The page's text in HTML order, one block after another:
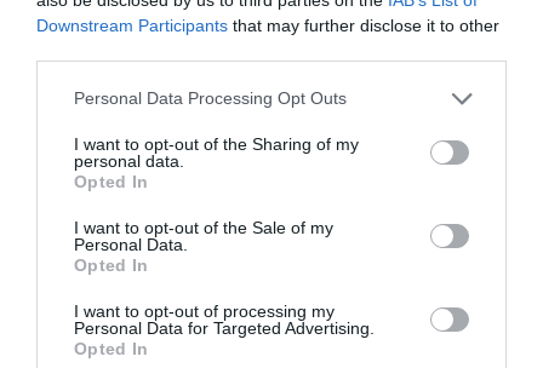
Downstream Participants that may further disclose it to other
Personal Data Processing Opt Outs
I want to opt-out of the Sharing of my
personal data.
Opted In
I want to opt-out of the Sale of my
Personal Data.
Opted In
I want to opt-out of processing my
Personal Data for Targeted Advertising.
Opted In